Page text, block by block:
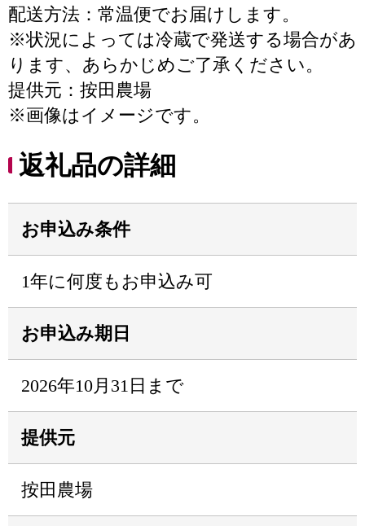
配送方法：常温便でお届けします。
※状況によっては冷蔵で発送する場合があ
ります、あらかじめご了承ください。
提供元：按田農場
※画像はイメージです。
返礼品の詳細
お申込み条件
1年に何度もお申込み可
お申込み期日
2026年10月31日まで
提供元
按田農場